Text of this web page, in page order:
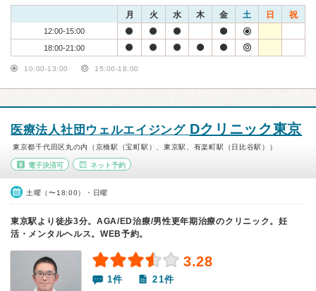
月 火 水 木 金 土 日 祝
12:00-15:00
18:00-21:00
10:00-13:00 15:00-18:00
医療法人社団ウェルエイジング Dクリニック東京
東京都千代田区丸の内（京橋駅（宝町駅）、東京駅、有楽町駅（日比谷駅））
電子決済可 ネット予約
土曜（〜18:00）・日曜
東京駅より徒歩3分。AGA/ED治療/男性更年期治療のクリニック。妊
活・メンタルヘルス。WEB予約。
3.28
1件 21件